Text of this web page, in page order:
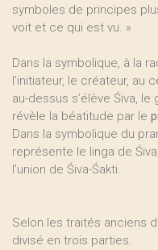
symboles de principes
voit et ce qui est vu. »
Dans la symbolique, à la
l’initiateur, le créateur, au
au-dessus s’élève Śiva,
révèle la béatitude par le
Dans la symbolique du
représente le linga de
l’union de Śiva-Śakti.
Selon les traités anciens
divisé en trois parties.